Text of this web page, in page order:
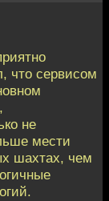
что сервисом
не
мести
шахтах, чем